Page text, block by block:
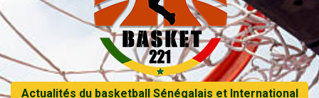
Actualités du basketball Sénégalais et International